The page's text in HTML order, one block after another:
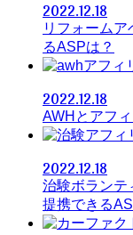
2022.12.18
リフォーム
るASPは？
2022.12.18
AWHとアフ
2022.12.18
治験ボランテ
提携できる